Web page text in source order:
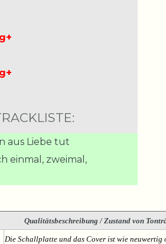
aus Liebe tut
einmal, zweimal,
Qualitätsbeschreibung / Zustand von
Die Schallplatte und das Cover ist wie